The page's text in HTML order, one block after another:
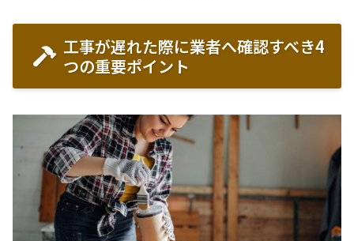
工事が遅れた際に業者へ確認すべき4
つの重要ポイント